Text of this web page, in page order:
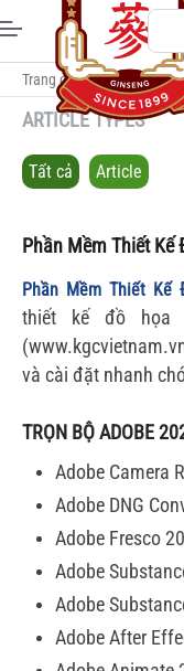
Trang chủ / Chia Sẻ
ARTICLE TYPES
Tất cả Article
Phần Mềm Thiết Kế
Phần Mềm Thiết Kế
thiết kế đồ họa
và cài đặt nhanh
TRỌN BỘ ADOBE
Adobe Camera
Adobe DNG
Adobe Fresco
Adobe
Adobe
Adobe After